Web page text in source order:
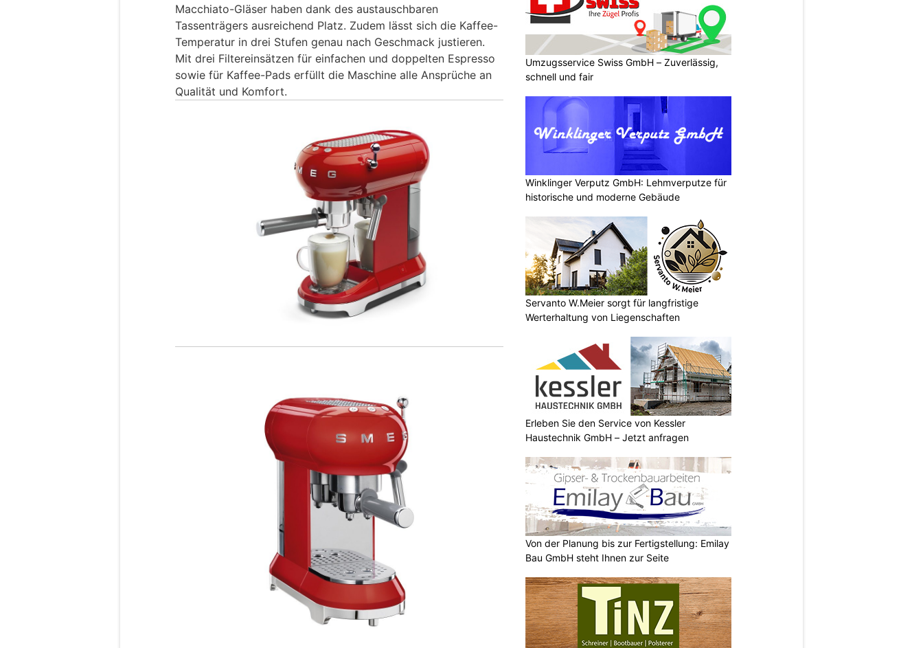
Macchiato-Gläser haben dank des austauschbaren
Tassenträgers ausreichend Platz. Zudem lässt sich die Kaffee-
Temperatur in drei Stufen genau nach Geschmack justieren.
Mit drei Filtereinsätzen für einfachen und doppelten Espresso
sowie für Kaffee-Pads erfüllt die Maschine alle Ansprüche an
Qualität und Komfort.
Umzugsservice Swiss GmbH – Zuverlässig,
schnell und fair
Winklinger Verputz GmbH: Lehmverputze für
historische und moderne Gebäude
Servanto W.Meier sorgt für langfristige
Werterhaltung von Liegenschaften
Erleben Sie den Service von Kessler
Haustechnik GmbH – Jetzt anfragen
Von der Planung bis zur Fertigstellung: Emilay
Bau GmbH steht Ihnen zur Seite